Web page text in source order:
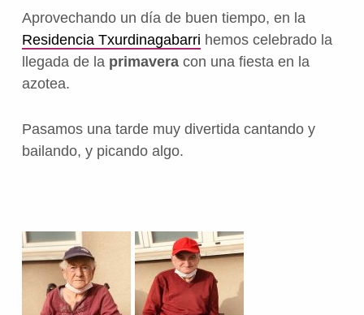
Aprovechando un día de buen tiempo, en la
Residencia Txurdinagabarri hemos celebrado la
llegada de la primaveracon una fiesta en la
azotea.
Pasamos una tarde muy divertida cantando y
bailando, y picando algo.